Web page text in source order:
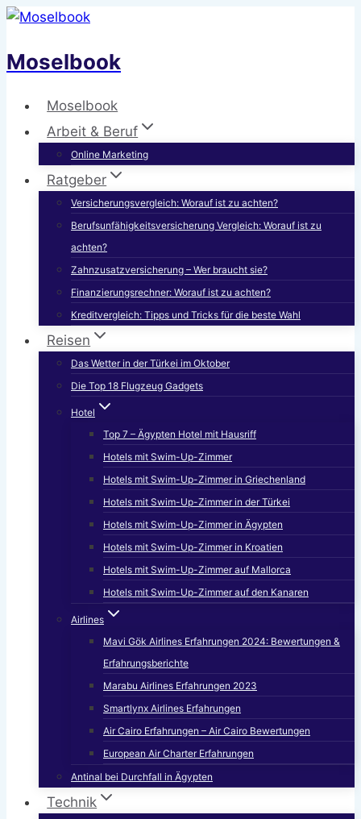
Zum
springen
Moselbook
Moselbook
Arbeit & Beruf
Online Marketing
Ratgeber
Versicherungsvergleich: Worauf ist zu achten?
Berufsunfähigkeitsversicherung Vergleich: Worauf ist zu
achten?
Zahnzusatzversicherung – Wer braucht sie?
Finanzierungsrechner: Worauf ist zu achten?
Kreditvergleich: Tipps und Tricks für die beste Wahl
Reisen
Das Wetter in der Türkei im Oktober
Die Top 18 Flugzeug Gadgets
Hotel
Top 7 – Ägypten Hotel mit Hausriff
Hotels mit Swim-Up-Zimmer
Hotels mit Swim-Up-Zimmer in Griechenland
Hotels mit Swim-Up-Zimmer in der Türkei
Hotels mit Swim-Up-Zimmer in Ägypten
Hotels mit Swim-Up-Zimmer in Kroatien
Hotels mit Swim-Up-Zimmer auf Mallorca
Hotels mit Swim-Up-Zimmer auf den Kanaren
Airlines
Mavi Gök Airlines Erfahrungen 2024: Bewertungen &
Erfahrungsberichte
Marabu Airlines Erfahrungen 2023
Smartlynx Airlines Erfahrungen
Air Cairo Erfahrungen – Air Cairo Bewertungen
European Air Charter Erfahrungen
Antinal bei Durchfall in Ägypten
Technik